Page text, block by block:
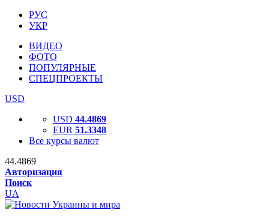
РУС
УКР
ВИДЕО
ФОТО
ПОПУЛЯРНЫЕ
СПЕЦПРОЕКТЫ
USD
USD 44.4869
EUR 51.3348
Все курсы валют
44.4869
Авторизация
Поиск
UA